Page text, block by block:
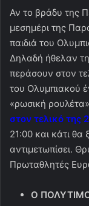
Αν το βράδυ της
μεσημέρι της
παιδιά του
Δηλαδή ήθελαν τη
περάσουν στον
του Ολυμπιακού
«ρωσική ρουλέτα»
στον τελικό της
21:00 και κάτι
αντιμετωπίσει.
Πρωταθλητές
Ο